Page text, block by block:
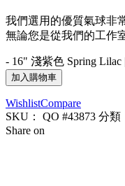
我們選用的優質氣球非
無論您是從我們的工作
- 16" 淺紫色 Spring Lilac
加入購物車
WishlistCompare
SKU： QO #43873 分類
Share on